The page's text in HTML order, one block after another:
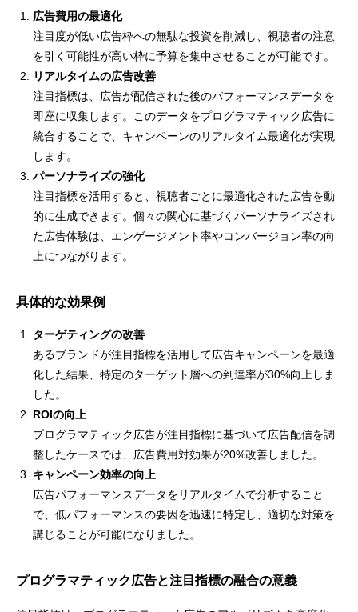
広告費用の最適化
注目度が低い広告枠への無駄な投資を削減し、視聴者の注意
を引く可能性が高い枠に予算を集中させることが可能です。
リアルタイムの広告改善
注目指標は、広告が配信された後のパフォーマンスデータを
即座に収集します。このデータをプログラマティック広告に
統合することで、キャンペーンのリアルタイム最適化が実現
します。
パーソナライズの強化
注目指標を活用すると、視聴者ごとに最適化された広告を動
的に生成できます。個々の関心に基づくパーソナライズされ
た広告体験は、エンゲージメント率やコンバージョン率の向
上につながります。
具体的な効果例
ターゲティングの改善
あるブランドが注目指標を活用して広告キャンペーンを最適
化した結果、特定のターゲット層への到達率が30%向上しま
した。
ROIの向上
プログラマティック広告が注目指標に基づいて広告配信を調
整したケースでは、広告費用対効果が20%改善しました。
キャンペーン効率の向上
広告パフォーマンスデータをリアルタイムで分析すること
で、低パフォーマンスの要因を迅速に特定し、適切な対策を
講じることが可能になりました。
プログラマティック広告と注目指標の融合の意義